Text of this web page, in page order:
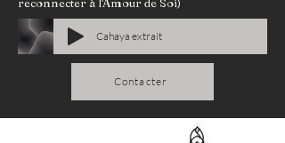
Cahaya extrait
Contacter